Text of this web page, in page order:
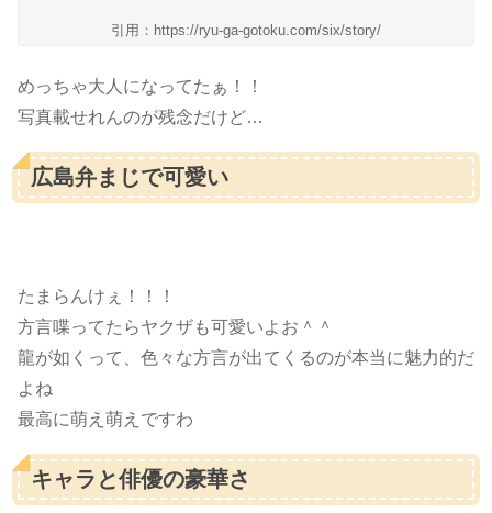
引用：https://ryu-ga-gotoku.com/six/story/
めっちゃ大人になってたぁ！！
写真載せれんのが残念だけど…
広島弁まじで可愛い
たまらんけぇ！！！
方言喋ってたらヤクザも可愛いよお＾＾
龍が如くって、色々な方言が出てくるのが本当に魅力的だ
よね
最高に萌え萌えですわ
キャラと俳優の豪華さ